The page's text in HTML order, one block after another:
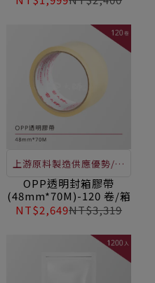
購、辦公、居家必配物品
上游原料製造供應優勢/品
質保證、黏性佳、不斷
裂、封箱黏貼 / 企業採
購、辦公、居家必配物品
OPP透明封箱膠帶
(48mm*70M)-120 卷/箱
NT$2,649NT$3,319